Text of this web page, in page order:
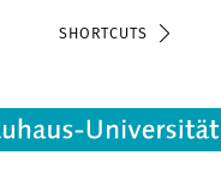
SHORTCUTS